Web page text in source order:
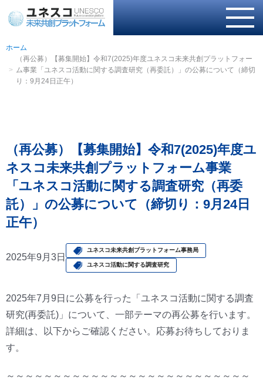
ホーム
（再公募）【募集開始】令和7(2025)年度ユネスコ未来共創プラットフォー
ム事業「ユネスコ活動に関する調査研究（再委託）」の公募について（締切
り：9月24日正午）
（再公募）【募集開始】令和7(2025)年度ユ
ネスコ未来共創プラットフォーム事業
「ユネスコ活動に関する調査研究（再委
託）」の公募について（締切り：9月24日
正午）
2025年9月3日
ユネスコ未来共創プラットフォーム事務局
ユネスコ活動に関する調査研究
2025年7月9日に公募を行った「ユネスコ活動に関する調査
研究(再委託)」について、一部テーマの再公募を行います。
詳細は、以下からご確認ください。応募お待ちしておりま
す。
～～～～～～～～～～～～～～～～～～～～～～～～～～